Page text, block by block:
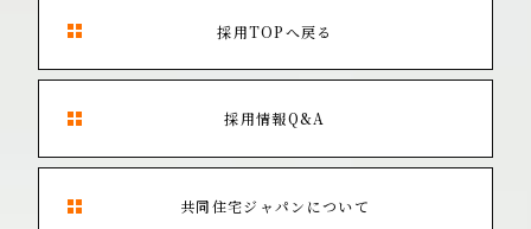
採用TOPへ戻る
採用情報Q&A
共同住宅ジャパンについて